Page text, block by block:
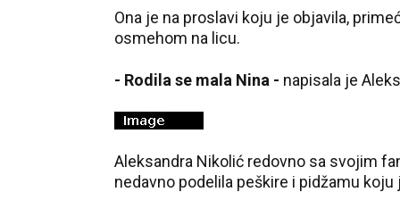
Ona je na proslavi koju je objavila,
osmehom na licu.
- Rodila se mala Nina - napisala je
Aleksandra Nikolić redovno sa svojim
nedavno podelila peškire i pidžamu